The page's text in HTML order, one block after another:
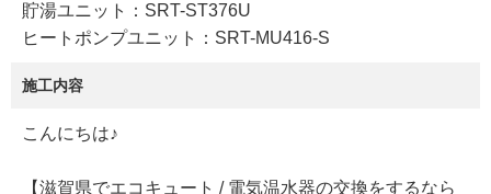
貯湯ユニット：SRT-ST376U
ヒートポンプユニット：SRT-MU416-S
施工内容
こんにちは♪
【滋賀県でエコキュート / 電気温水器の交換をするなら